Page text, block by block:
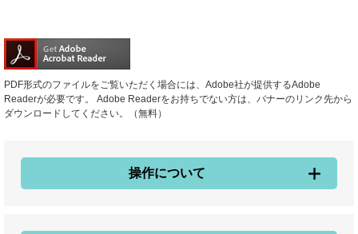
PDF形式のファイルをご覧いただく場合には、Adobe社が提供するAdobe
Readerが必要です。
Adobe Readerをお持ちでない方は、バナーのリンク先から
ダウンロードしてください。（無料）
操作について